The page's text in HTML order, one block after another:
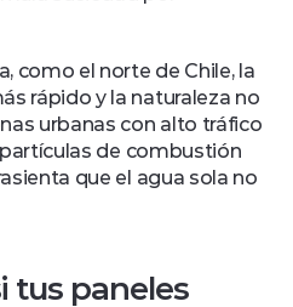
como el norte de Chile, la
rápido y la naturaleza no
urbanas con alto tráfico
de combustión
que el agua sola no
tus paneles